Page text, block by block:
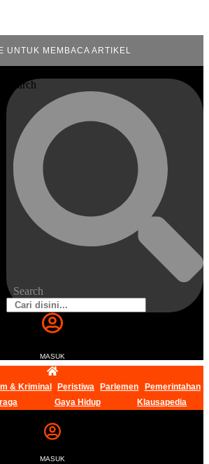
UNTUK MEMBACA ARTIKEL
Search
Search
MASUK
& Kriminal Peristiwa Parlemen
Pemerintahan
Gaya Hidup Klausapedia
MASUK